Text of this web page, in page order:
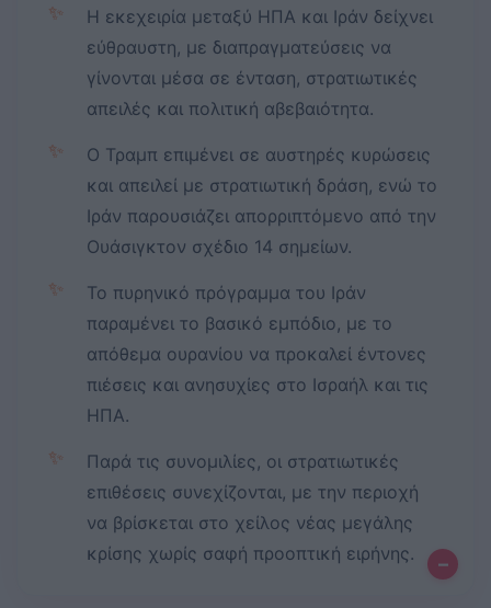
✨
Η εκεχειρία μεταξύ ΗΠΑ και Ιράν δείχνει
εύθραυστη, με διαπραγματεύσεις να
γίνονται μέσα σε ένταση, στρατιωτικές
απειλές και πολιτική αβεβαιότητα.
✨
Ο Τραμπ επιμένει σε αυστηρές κυρώσεις
και απειλεί με στρατιωτική δράση, ενώ το
Ιράν παρουσιάζει απορριπτόμενο από την
Ουάσιγκτον σχέδιο 14 σημείων.
✨
Το πυρηνικό πρόγραμμα του Ιράν
παραμένει το βασικό εμπόδιο, με το
απόθεμα ουρανίου να προκαλεί έντονες
πιέσεις και ανησυχίες στο Ισραήλ και τις
ΗΠΑ.
✨
Παρά τις συνομιλίες, οι στρατιωτικές
επιθέσεις συνεχίζονται, με την περιοχή
να βρίσκεται στο χείλος νέας μεγάλης
κρίσης χωρίς σαφή προοπτική ειρήνης.
–